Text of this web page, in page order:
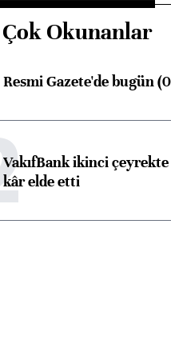
Okunanlar
Resmi Gazete'de bugün
VakıfBank ikinci
kâr elde etti